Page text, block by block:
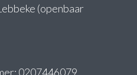
(openbaar
0207446079